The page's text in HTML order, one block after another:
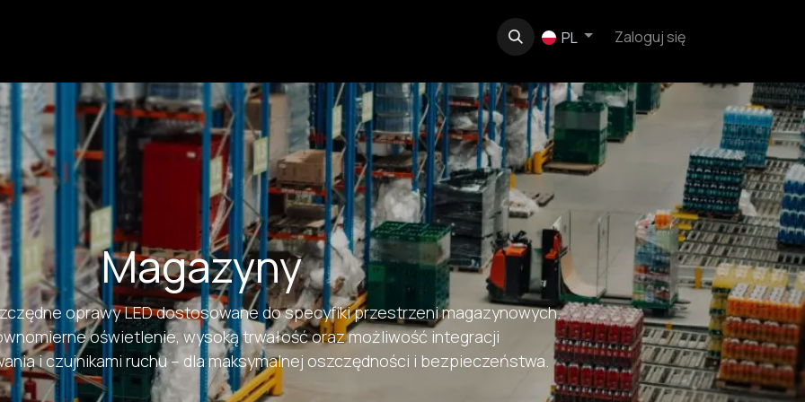
Kontakt PL Zaloguj się
Magazyny
oprawy LED dostosowane do specyfiki przestrzeni magazynowych.
oświetlenie, wysoką trwałość oraz możliwość integracji
i czujnikami ruchu – dla maksymalnej oszczędności i bezpieczeństwa.